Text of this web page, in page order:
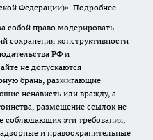
Федерации)». Подробнее
собой право модерировать
сохранения конструктивности
РФ и
не допускаются
брань, разжигающие
ненависть или вражду, а
размещение ссылок не
соблюдающих эти требования,
и правоохранительные